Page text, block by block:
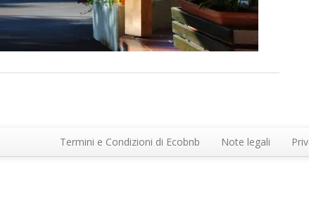
Termini e Condizioni di Ecobnb Note legali